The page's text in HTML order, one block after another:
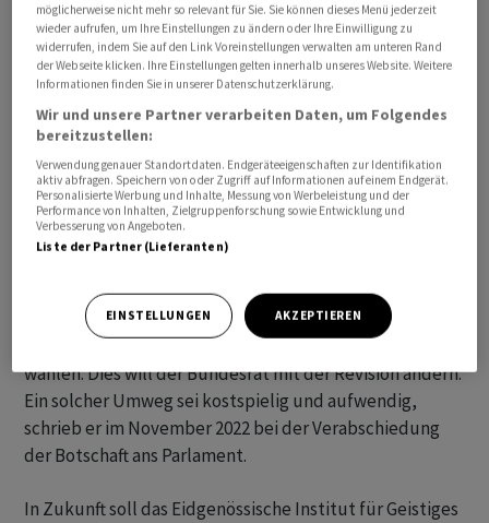
Die grosse Kammer nahm die Änderungen im
Patentgesetz mit 92 zu 0 Stimmen ohne Enthaltungen
an. Das Geschäft geht zurück an den Ständerat.
Nach heutiger Rechtslage beurteilt das Schweizer
Patentverfahren im Gegensatz zu Verfahren zahlreicher
anderer Staaten nicht, ob eine bestimmte Erfindung
tatsächlich neu ist. Die Gültigkeit eines schweizerischen
Patents bleibt damit ungewiss.
Wer sich mit einem solchen Patent nicht begnügte,
musste bisher den Umweg über ein vollgeprüftes und
auf die Schweiz ausgedehntes europäisches Patent
wählen. Dies will der Bundesrat mit der Revision ändern.
Ein solcher Umweg sei kostspielig und aufwendig,
schrieb er im November 2022 bei der Verabschiedung
der Botschaft ans Parlament.
In Zukunft soll das Eidgenössische Institut für Geistiges
möglicherweise nicht mehr so relevant für Sie. Sie können dieses Menü jederzeit
wieder aufrufen, um Ihre Einstellungen zu ändern oder Ihre Einwilligung zu
widerrufen, indem Sie auf den Link Voreinstellungen verwalten am unteren Rand
der Webseite klicken. Ihre Einstellungen gelten innerhalb unseres Website. Weitere
Informationen finden Sie in unserer Datenschutzerklärung.
Wir und unsere Partner verarbeiten Daten, um Folgendes
bereitzustellen:
Verwendung genauer Standortdaten. Endgeräteeigenschaften zur Identifikation
aktiv abfragen. Speichern von oder Zugriff auf Informationen auf einem Endgerät.
Personalisierte Werbung und Inhalte, Messung von Werbeleistung und der
Performance von Inhalten, Zielgruppenforschung sowie Entwicklung und
Verbesserung von Angeboten.
Liste der Partner (Lieferanten)
EINSTELLUNGEN AKZEPTIEREN